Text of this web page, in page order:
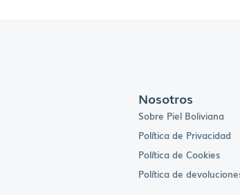
Nosotros
Sobre Piel Boliviana
Política de Privacidad
Política de Cookies
Política de